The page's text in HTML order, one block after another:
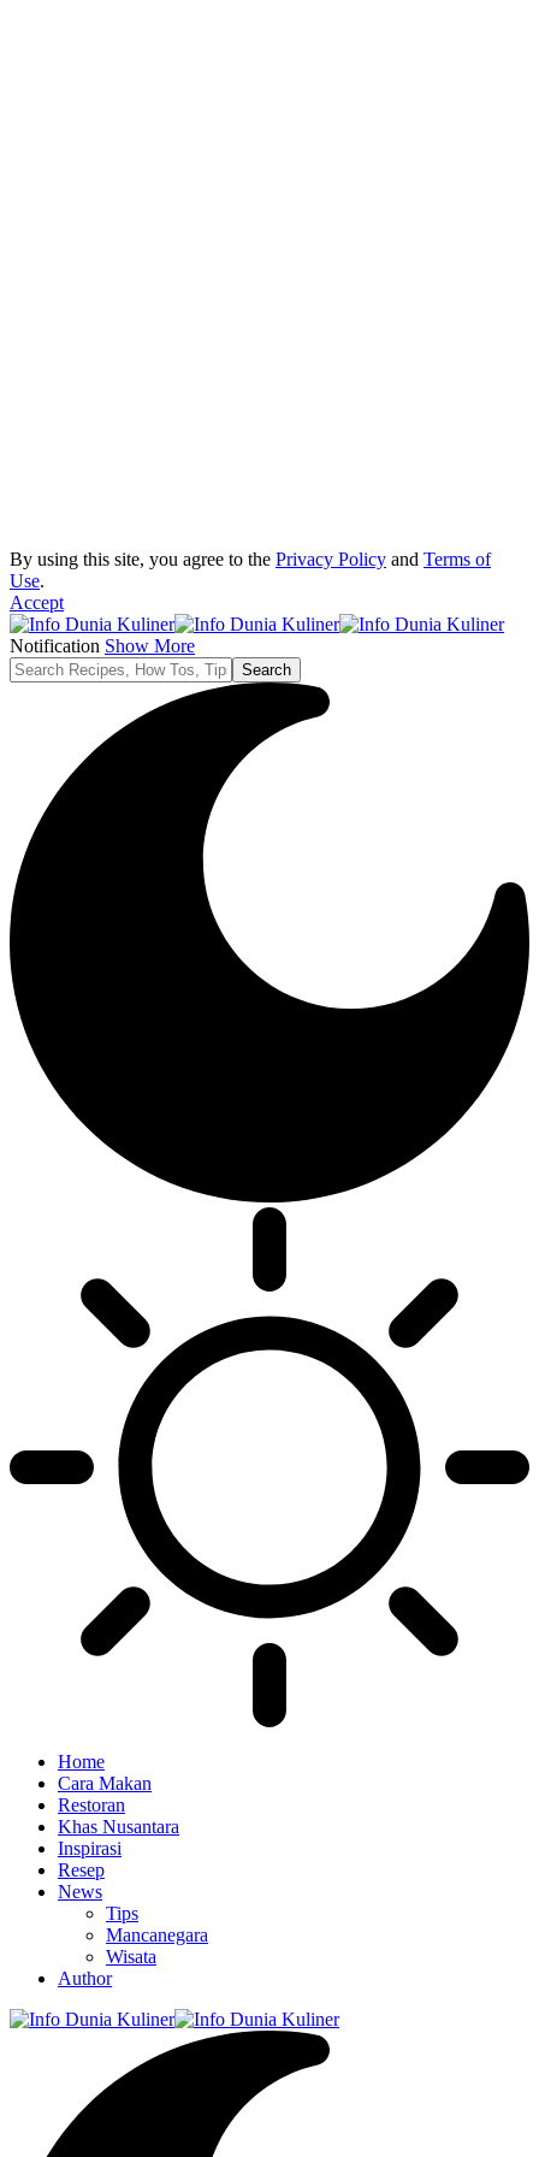
By using this site, you agree to the Privacy Policy and Terms of
Use.
Accept
Notification Show More
Home
Cara Makan
Restoran
Khas Nusantara
Inspirasi
Resep
News
Tips
Mancanegara
Wisata
Author